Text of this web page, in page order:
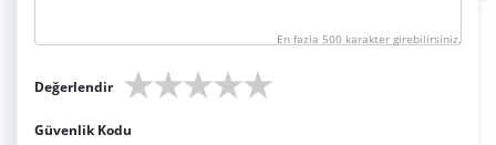
En fazla 500 karakter girebilirsiniz.
Değerlendir ★
★
★
★
★
Güvenlik Kodu